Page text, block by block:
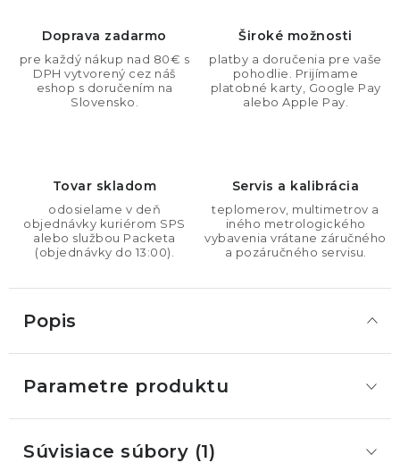
Doprava zadarmo
pre každý nákup nad 80€ s
DPH vytvorený cez náš
eshop s doručením na
Slovensko.
Široké možnosti
platby a doručenia pre vaše
pohodlie. Prijímame
platobné karty, Google Pay
alebo Apple Pay.
Tovar skladom
odosielame v deň
objednávky kuriérom SPS
alebo službou Packeta
(objednávky do 13:00).
Servis a kalibrácia
teplomerov, multimetrov a
iného metrologického
vybavenia vrátane záručného
a pozáručného servisu.
Popis
Parametre produktu
Súvisiace súbory (1)